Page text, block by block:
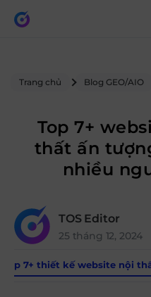
Trang chủ Blog GEO/AIO
Top 7+
thất ấn
nhiều
TOS Editor
25 tháng 12, 2024
Top 7+ thiết kế website nội